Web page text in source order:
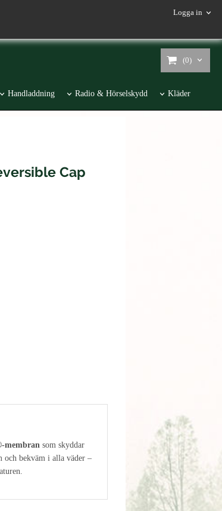
Logga in
(0)
Handladdning Radio & Hörselskydd Kläder
Cap
membran som skyddar
och bekväm i alla väder –